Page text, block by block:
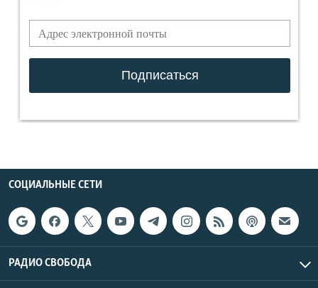
СОЦИАЛЬНЫЕ СЕТИ
РАДИО СВОБОДА